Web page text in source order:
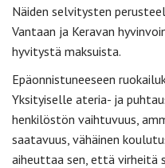
Näiden selvitysten
Vantaan ja Keravan
hyvitystä maksuista.
Epäonnistuneeseen
Yksityiselle ateria- ja
henkilöstön vaihtuvuus,
saatavuus, vähäinen
aiheuttaa sen, että virheitä